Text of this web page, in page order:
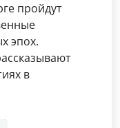
пройдут
эпох.
в